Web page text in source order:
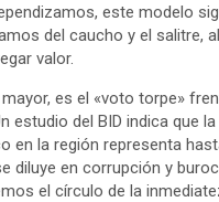
este modelo
del caucho y el salitre,
valor.
es el «voto torpe»
estudio del BID indica que
en la región representa
diluye en corrupción y
el círculo de la